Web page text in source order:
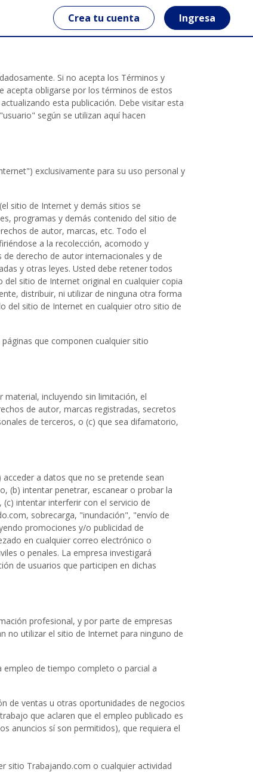
Crea tu cuenta Ingresa
Si no acepta los Términos y
acepta obligarse por los términos de estos
esta publicación. Debe visitar esta
según se utilizan aquí hacen
exclusivamente para su uso personal y
sitio de Internet y demás sitios se
programas y demás contenido del sitio de
de autor, marcas, etc. Todo el
a la recolección, acomodo y
derecho de autor internacionales y de
y otras leyes. Usted debe retener todos
sitio de Internet original en cualquier copia
distribuir, ni utilizar de ninguna otra forma
del sitio de Internet en cualquier otro sitio de
que componen cualquier sitio
material, incluyendo sin limitación, el
de autor, marcas registradas, secretos
de terceros, o (c) que sea difamatorio,
a datos que no se pretende sean
(b) intentar penetrar, escanear o probar la
intentar interferir con el servicio de
sobrecarga, "inundación", "envío de
promociones y/o publicidad de
en cualquier correo electrónico o
o penales. La empresa investigará
de usuarios que participen en dichas
profesional, y por parte de empresas
no utilizar el sitio de Internet para ninguno de
empleo de tiempo completo o parcial a
de ventas u otras oportunidades de negocios
que aclaren que el empleo publicado es
anuncios sí son permitidos), que requiera el
sitio Trabajando.com o cualquier actividad